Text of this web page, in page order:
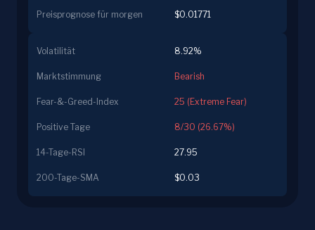
Preisprognose für morgen $0.01771
Volatilität 8.92%
Marktstimmung Bearish
Fear-&-Greed-Index 25 (Extreme Fear)
Positive Tage 8/30 (26.67%)
14-Tage-RSI 27.95
200-Tage-SMA $0.03